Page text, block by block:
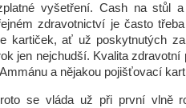
vyšetření. Cash na stůl
zdravotnictví je často
kartiček, ať už poskytnutých
jen nejchudší. Kvalita
a nějakou pojišťovací
se vláda už při první vlně